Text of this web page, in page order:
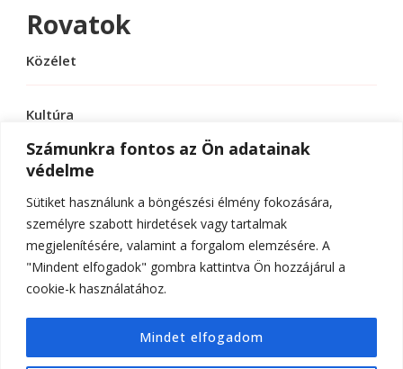
Számunkra fontos az Ön adatainak
védelme
Sütiket használunk a böngészési élmény fokozására,
személyre szabott hirdetések vagy tartalmak
megjelenítésére, valamint a forgalom elemzésére. A
"Mindent elfogadok" gombra kattintva Ön hozzájárul a
cookie-k használatához.
Mindet elfogadom
Rovatok
Közélet
Kultúra
Sport
Tudomány
© Szerzői jog 2026ELTE Online
fenntartva.Hello Fashion | FejlesztetteBlossom